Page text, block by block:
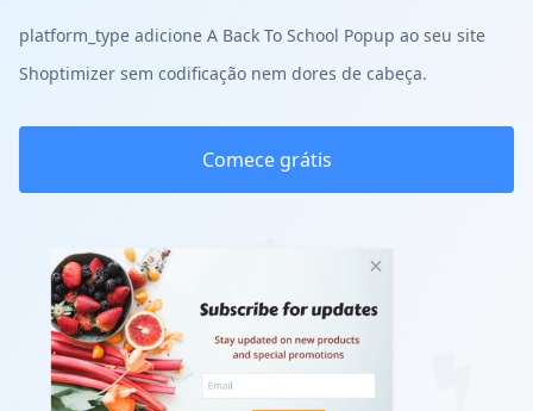
platform_type adicione A Back To School Popup ao seu site
Shoptimizer sem codificação nem dores de cabeça.
Comece grátis